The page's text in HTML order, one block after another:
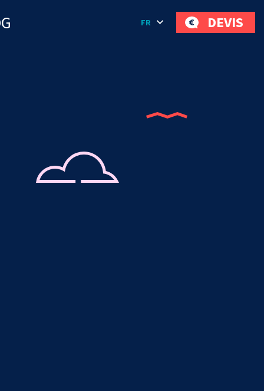
FR DEVIS